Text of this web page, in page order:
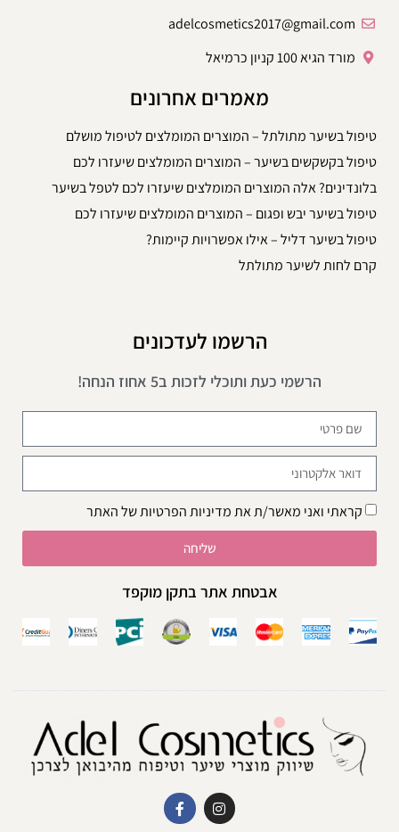
adelcosmetics2017@gmail.com
מורד הגיא 100 קניון כרמיאל
מאמרים אחרונים
טיפול בשיער מתולתל – המוצרים המומלצים לטיפול מושלם
טיפול בקשקשים בשיער – המוצרים המומלצים שיעזרו לכם
בלונדינים? אלה המוצרים המומלצים שיעזרו לכם לטפל בשיער
טיפול בשיער יבש ופגום – המוצרים המומלצים שיעזרו לכם
טיפול בשיער דליל – אילו אפשרויות קיימות?
קרם לחות לשיער מתולתל
הרשמו לעדכונים
הרשמי כעת ותוכלי לזכות ב5 אחוז הנחה!
קראתי ואני מאשר/ת אתמדיניות הפרטיותשל האתר
שליחה
אבטחת אתר בתקן מוקפד